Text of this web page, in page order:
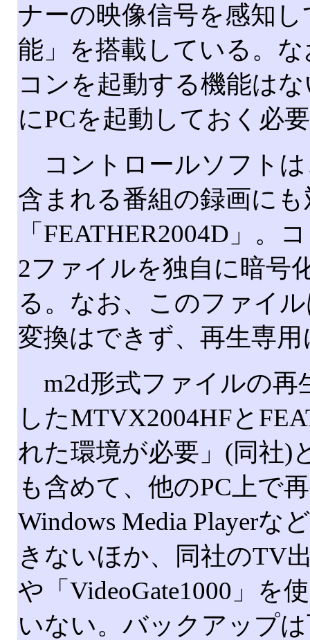
ナーの映像信号を感知
能」を搭載している。
コンを起動する機能は
にPCを起動しておく必
コントロールソフトは
含まれる番組の録画に
「FEATHER2004D」。
2ファイルを独自に暗号
る。なお、このファイ
変換はできず、再生専
m2d形式ファイルの再
したMTVX2004HFと
れた環境が必要」(同社)
も含めて、他のPC上で
Windows Media Player
きないほか、同社のTV
や「VideoGate1000」を
いない。バックアップ